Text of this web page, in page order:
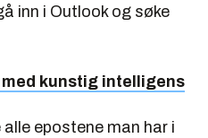
inn i Outlook og søke
med kunstig intelligens
alle epostene man har i